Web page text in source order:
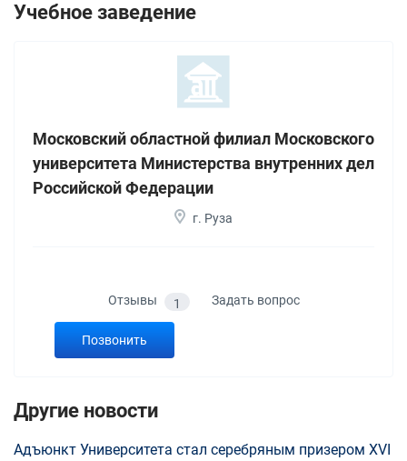
Учебное заведение
Московский областной филиал Московского
университета Министерства внутренних дел
Российской Федерации
г. Руза
Отзывы 1 Задать вопрос
Позвонить
Другие новости
Адъюнкт Университета стал серебряным призером ХVI